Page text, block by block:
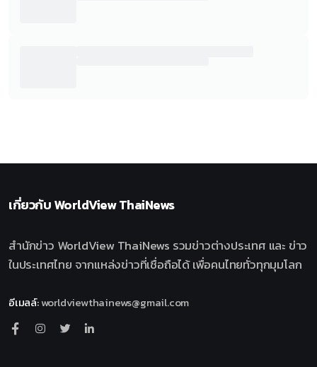
เกี่ยวกับWorldView ThaiNews
สำนักข่าว WorldView ThaiNews รวมข่าวต่างประเทศ และ ข่าว
ในประเทศไทย จากแหล่งข่าวที่เชื่อถือได้ เพื่อคนไทยทั่วทุกมุมโลก
อีเมลล์:worldviewthainews@gmail.com